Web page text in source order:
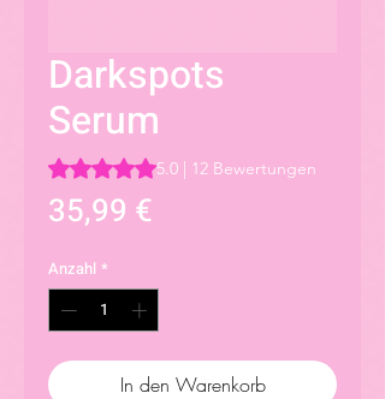
Darkspots
Serum
Das Rating beträgt 5.0 von fünf
5.0 | 12 Bewertungen
35,99 €
Anzahl *
In den Warenkorb